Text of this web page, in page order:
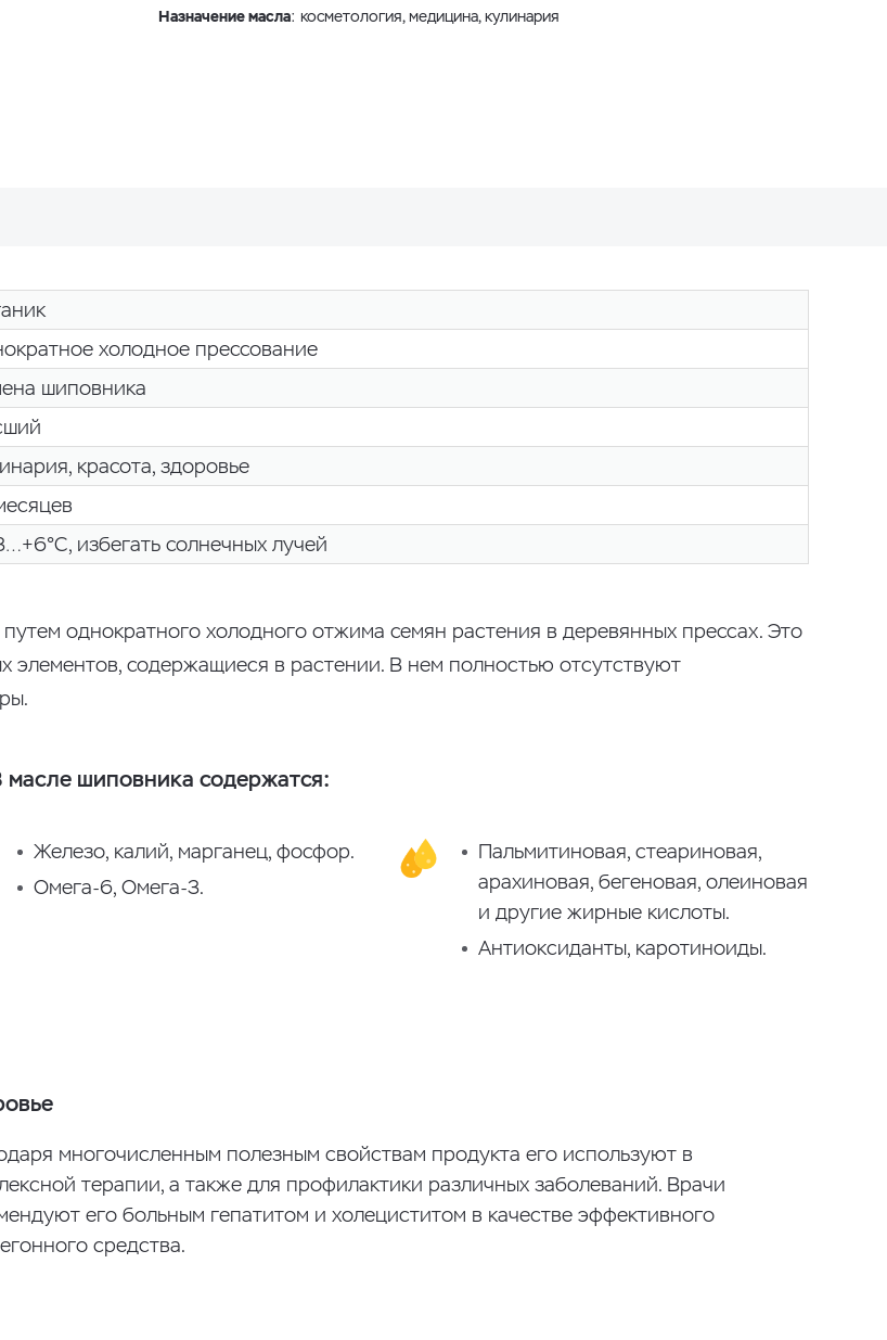
Назначение масла: косметология, медицина, кулинария
холодное прессование
шиповника
красота, здоровье
избегать солнечных лучей
однократного холодного отжима семян растения в деревянных прессах. Это
элементов, содержащиеся в растении. В нем полностью отсутствуют
масле шиповника содержатся:
Железо, калий, марганец, фосфор.
Омега-6, Омега-3.
Пальмитиновая, стеариновая,
арахиновая, бегеновая, олеиновая
и другие жирные кислоты.
Антиоксиданты, каротиноиды.
многочисленным полезным свойствам продукта его используют в
терапии, а также для профилактики различных заболеваний. Врачи
его больным гепатитом и холециститом в качестве эффективного
средства.